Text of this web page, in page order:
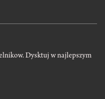
Dysktuj w najlepszym